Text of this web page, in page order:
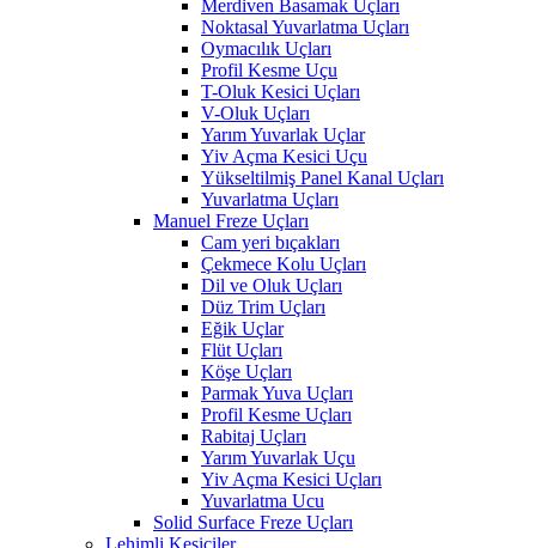
Merdiven Basamak Uçları
Noktasal Yuvarlatma Uçları
Oymacılık Uçları
Profil Kesme Uçu
T-Oluk Kesici Uçları
V-Oluk Uçları
Yarım Yuvarlak Uçlar
Yiv Açma Kesici Uçu
Yükseltilmiş Panel Kanal Uçları
Yuvarlatma Uçları
Manuel Freze Uçları
Cam yeri bıçakları
Çekmece Kolu Uçları
Dil ve Oluk Uçları
Düz Trim Uçları
Eğik Uçlar
Flüt Uçları
Köşe Uçları
Parmak Yuva Uçları
Profil Kesme Uçları
Rabitaj Uçları
Yarım Yuvarlak Uçu
Yiv Açma Kesici Uçları
Yuvarlatma Ucu
Solid Surface Freze Uçları
Lehimli Kesiciler